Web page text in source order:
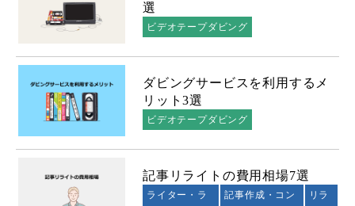
選
ビデオテープダビング
ダビングサービスを利用するメ
リット3選
ビデオテープダビング
記事リライトの費用相場7選
ライター・ラ
記事作成・コン
リラ